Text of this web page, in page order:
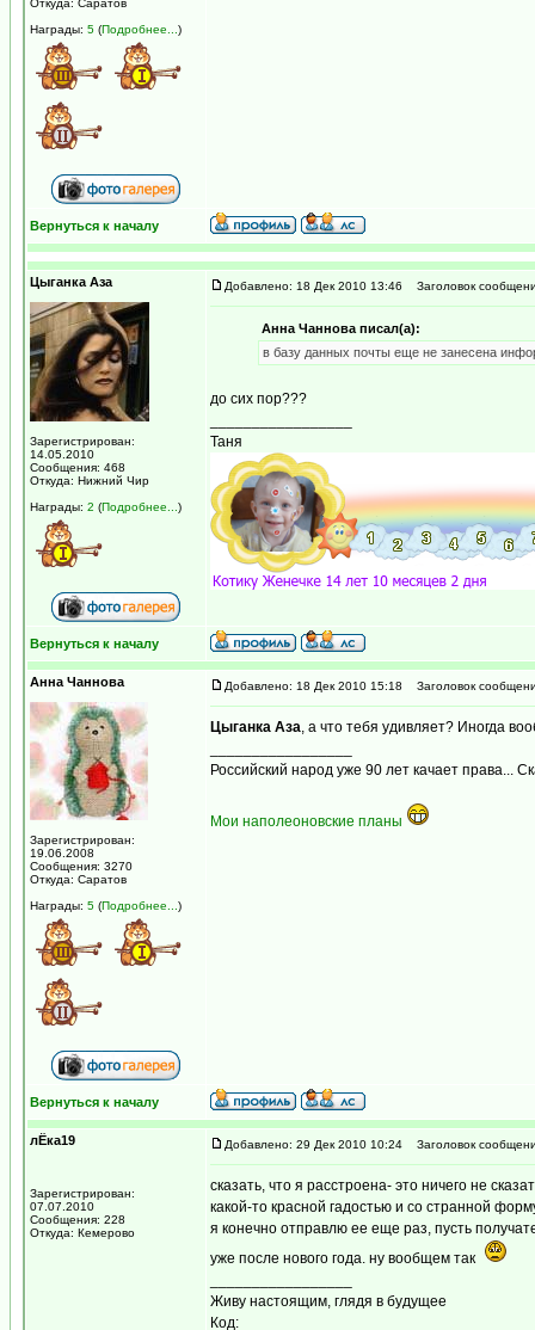
Откуда: Саратов
Награды: 5 (Подробнее... )
Вернуться к началу
Цыганка Аза
Зарегистрирован:
14.05.2010
Сообщения: 468
Откуда: Нижний Чир
Награды: 2 (Подробнее... )
Добавлено: 18 Дек 2010 13:46 Заголовок
Анна Чаннова писал(а):
в базу данных почты еще не занесена
до сих пор???
Таня
Вернуться к началу
Анна Чаннова
Зарегистрирован:
19.06.2008
Сообщения: 3270
Откуда: Саратов
Награды: 5 (Подробнее... )
Добавлено: 18 Дек 2010 15:18 Заголовок
Цыганка Аза, а что тебя удивляет? Иногда
Российский народ уже 90 лет качает права...
Мои наполеоновские планы
Вернуться к началу
лЁка19
Зарегистрирован:
07.07.2010
Сообщения: 228
Откуда: Кемерово
Добавлено: 29 Дек 2010 10:24 Заголовок
сказать, что я расстроена- это ничего не
какой-то красной гадостью и со странной
я конечно отправлю ее еще раз, пусть
уже после нового года. ну вообщем так
Живу настоящим, глядя в будущее
Код: